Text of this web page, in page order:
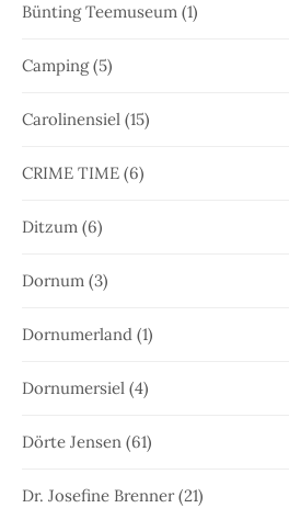
Bünting Teemuseum (1)
Camping(5)
Carolinensiel (15)
CRIME TIME (6)
Ditzum (6)
Dornum (3)
Dornumerland (1)
Dornumersiel (4)
Dörte Jensen (61)
Dr. Josefine Brenner(21)